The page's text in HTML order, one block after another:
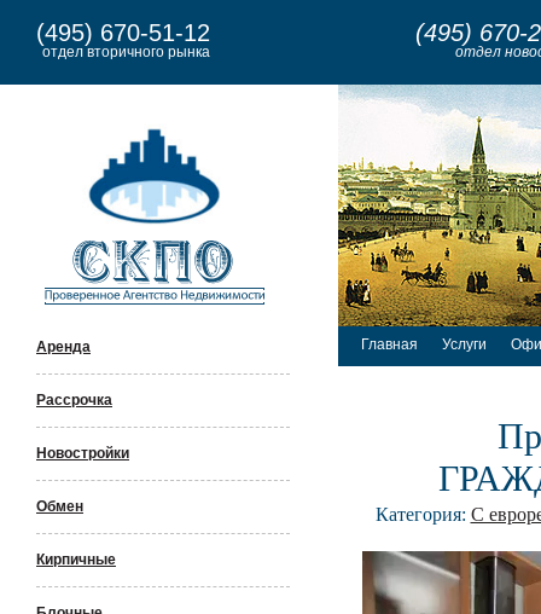
(495) 670-51-12
отдел вторичного рынка
(495) 670-
отдел
Аренда
Рассрочка
Новостройки
Обмен
Кирпичные
Главная Услуги
Категория: С